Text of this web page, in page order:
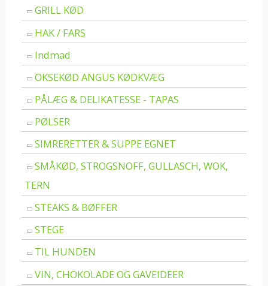
GRILL KØD
HAK / FARS
Indmad
OKSEKØD ANGUS KØDKVÆG
PÅLÆG & DELIKATESSE - TAPAS
PØLSER
SIMRERETTER & SUPPE EGNET
SMÅKØD, STROGSNOFF, GULLASCH, WOK,
TERN
STEAKS & BØFFER
STEGE
TIL HUNDEN
VIN, CHOKOLADE OG GAVEIDEER